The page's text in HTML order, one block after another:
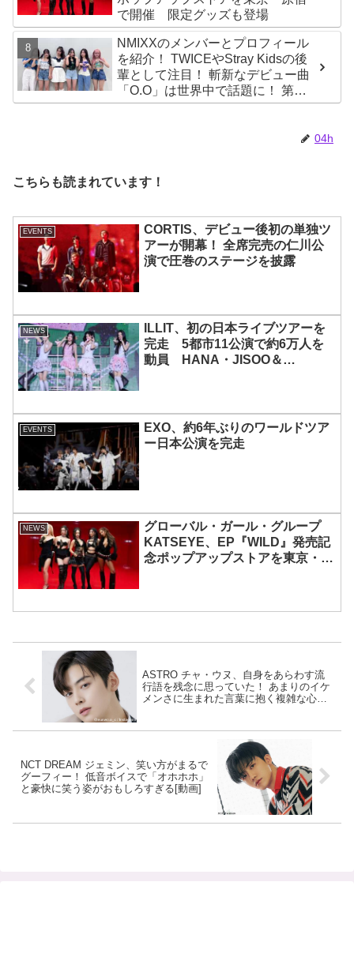
で開催 限定グッズも登場
NMIXXのメンバーとプロフィール
を紹介！ TWICEやStray Kidsの後
輩として注目！ 斬新なデビュー曲
「O.O」は世界中で話題に！ 第４
世代を代表する美女ソリュンをは
04h
こちらも読まれています！
EVENTS
CORTIS、デビュー後初の単独ツ
アーが開幕！ 全席完売の仁川公
演で圧巻のステージを披露
NEWS
ILLIT、初の日本ライブツアーを
完走 5都市11公演で約6万人を
動員 HANA・JISOO＆
EVENTS
EXO、約6年ぶりのワールドツア
ー日本公演を完走
NEWS
グローバル・ガール・グループ
KATSEYE、EP『WILD』発売記
念ポップアップストアを東京・原
ASTRO チャ・ウヌ、自身をあらわす流
行語を残念に思っていた！ あまりのイケ
メンさに生まれた言葉に抱く複雑な心境
NCT DREAM ジェミン、笑い方がまるで
グーフィー！ 低音ボイスで「オホホホ」
と豪快に笑う姿がおもしろすぎる[動画]